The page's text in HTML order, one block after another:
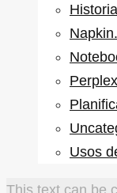
Historia
Usos
This text can be